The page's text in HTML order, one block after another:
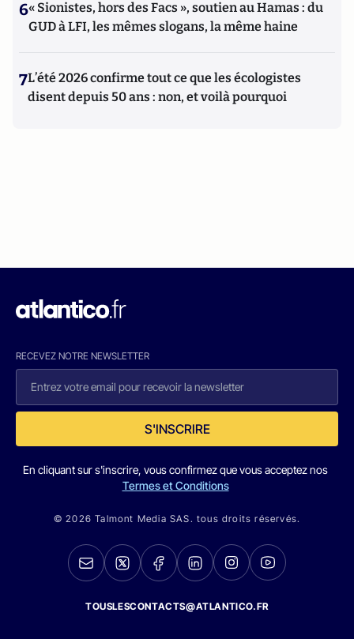
6« Sionistes, hors des Facs », soutien au Hamas : du
GUD à LFI, les mêmes slogans, la même haine
7L’été 2026 confirme tout ce que les écologistes
disent depuis 50 ans : non, et voilà pourquoi
RECEVEZ NOTRE NEWSLETTER
S'INSCRIRE
En cliquant sur s'inscrire, vous confirmez que vous acceptez nos
Termes et Conditions
© 2026 Talmont Media SAS. tous droits réservés.
TOUSLESCONTACTS@ATLANTICO.FR